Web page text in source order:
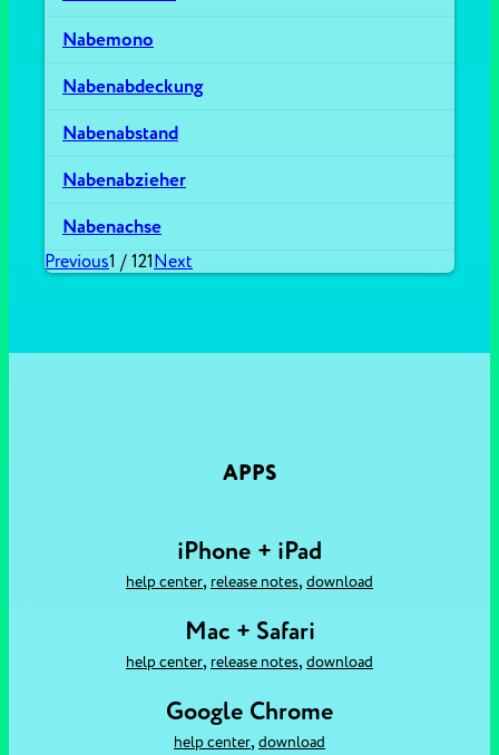
Nabemono
Nabenabdeckung
Nabenabstand
Nabenabzieher
Nabenachse
Previous1 / 121Next
APPS
iPhone + iPad
help center, release notes, download
Mac + Safari
help center, release notes, download
Google Chrome
help center, download